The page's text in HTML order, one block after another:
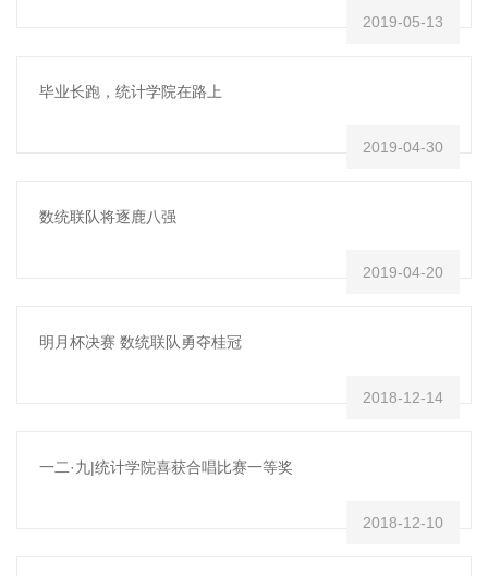
2019-05-13
毕业长跑，统计学院在路上
2019-04-30
数统联队将逐鹿八强
2019-04-20
明月杯决赛 数统联队勇夺桂冠
2018-12-14
一二·九|统计学院喜获合唱比赛一等奖
2018-12-10